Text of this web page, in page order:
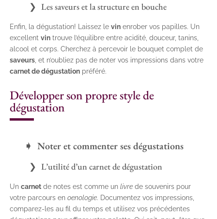
Les saveurs et la structure en bouche
Enfin, la dégustation! Laissez le vin enrober vos papilles. Un
excellent vin trouve l’équilibre entre acidité, douceur, tanins,
alcool et corps. Cherchez à percevoir le bouquet complet de
saveurs , et n’oubliez pas de noter vos impressions dans votre
carnet de dégustation préféré.
Développer son propre style de
dégustation
Noter et commenter ses dégustations
L’utilité d’un carnet de dégustation
Un carnet de notes est comme un livre de souvenirs pour
votre parcours en oenologie. Documentez vos impressions,
comparez-les au fil du temps et utilisez vos précédentes